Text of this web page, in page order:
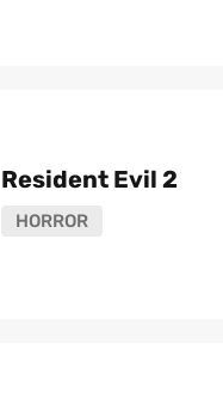
Resident Evil 2
HORROR